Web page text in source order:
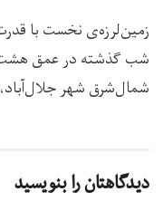
شمال‌شرق شهر
دیدگاهتان را بنویسید